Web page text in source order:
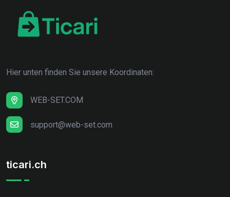
Hier unten finden Sie unsere Koordinaten:
WEB-SET.COM
support@web-set.com
ticari.ch